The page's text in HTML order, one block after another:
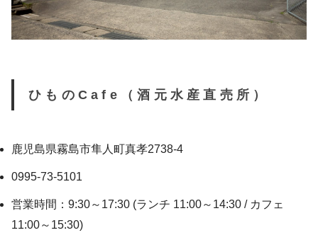
ひものCafe（酒元水産直売所）
鹿児島県霧島市隼人町真孝2738-4
0995-73-5101
営業時間：9:30～17:30 (ランチ 11:00～14:30 / カフェ
11:00～15:30)